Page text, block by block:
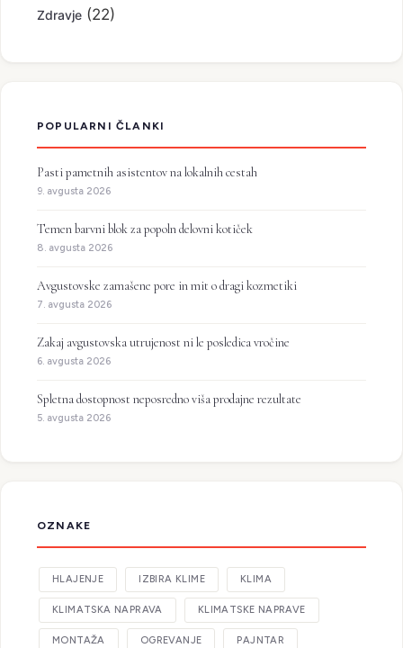
Zdravje (22)
POPULARNI ČLANKI
Pasti pametnih asistentov na lokalnih cestah
9. avgusta 2026
Temen barvni blok za popoln delovni kotiček
8. avgusta 2026
Avgustovske zamašene pore in mit o dragi kozmetiki
7. avgusta 2026
Zakaj avgustovska utrujenost ni le posledica vročine
6. avgusta 2026
Spletna dostopnost neposredno viša prodajne rezultate
5. avgusta 2026
OZNAKE
HLAJENJE IZBIRA KLIME KLIMA
KLIMATSKA NAPRAVA KLIMATSKE NAPRAVE
MONTAŽA OGREVANJE PAJNTAR